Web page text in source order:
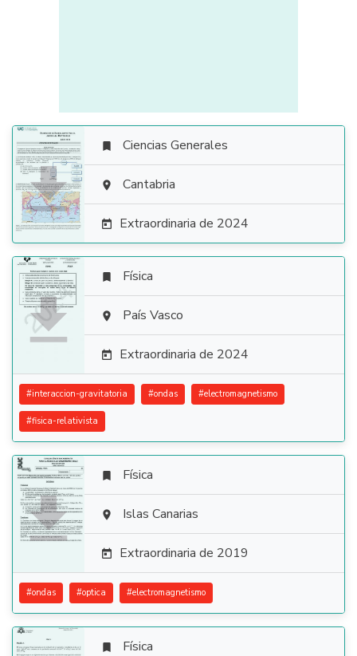

 Ciencias Generales
 Cantabria
 Extraordinaria de 2024

 Física
 País Vasco
 Extraordinaria de 2024
#interaccion-gravitatoria #ondas #electromagnetismo
#fisica-relativista

 Física
 Islas Canarias
 Extraordinaria de 2019
#ondas #optica #electromagnetismo
 Física